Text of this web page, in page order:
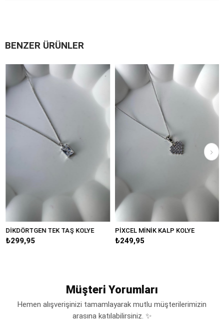
BENZER ÜRÜNLER
DİKDÖRTGEN TEK TAŞ KOLYE
₺299,95
PİXCEL MİNİK KALP KOLYE
₺249,95
Müşteri Yorumları
Hemen alışverişinizi tamamlayarak mutlu müşterilerimizin
arasına katılabilirsiniz. ✨